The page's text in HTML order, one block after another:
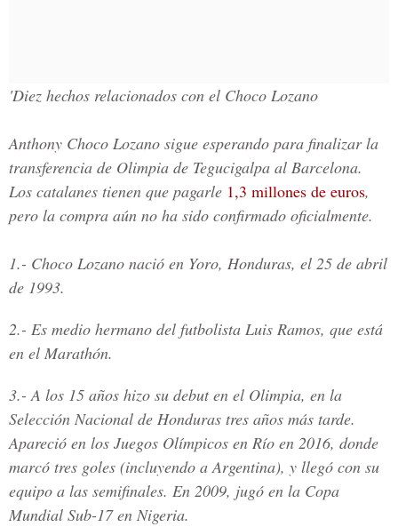
'Diez hechos relacionados con el Choco Lozano
Anthony Choco Lozano sigue esperando para finalizar la
transferencia de Olimpia de Tegucigalpa al Barcelona.
Los catalanes tienen que pagarle 1,3 millones de euros,
pero la compra aún no ha sido confirmado oficialmente.
1.- Choco Lozano nació en Yoro, Honduras, el 25 de abril
de 1993.
2.- Es medio hermano del futbolista Luis Ramos, que está
en el Marathón.
3.- A los 15 años hizo su debut en el Olimpia, en la
Selección Nacional de Honduras tres años más tarde.
Apareció en los Juegos Olímpicos en Río en 2016, donde
marcó tres goles (incluyendo a Argentina), y llegó con su
equipo a las semifinales. En 2009, jugó en la Copa
Mundial Sub-17 en Nigeria.